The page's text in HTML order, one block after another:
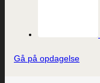
Gå på opdagelse